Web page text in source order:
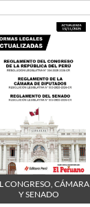
CONGRESO,
Y SENADO